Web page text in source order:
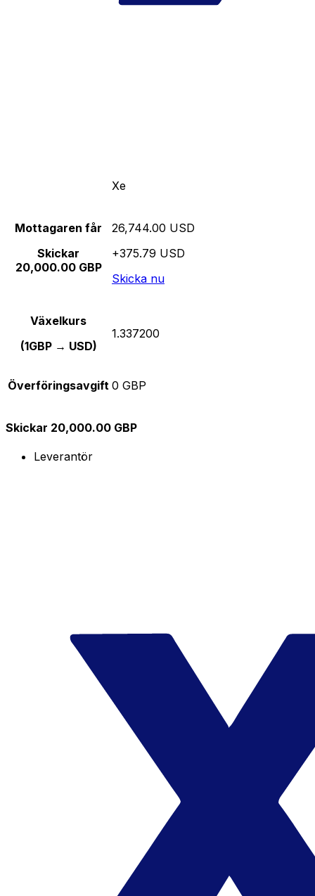
Xe
Mottagaren får
Skickar
20,000.00 GBP
26,744.00 USD
+375.79 USD
Skicka nu
Växelkurs
(1GBP → USD)
1.337200
Överföringsavgift 0 GBP
Skickar 20,000.00 GBP
Leverantör